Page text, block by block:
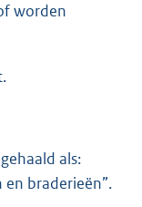
worden
als:
en braderieën”.